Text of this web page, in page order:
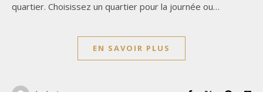
quartier. Choisissez un quartier pour la journée ou…
EN SAVOIR PLUS